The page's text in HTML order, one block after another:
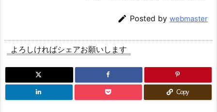
 Posted by webmaster
よろしければシェアお願いします
Copy